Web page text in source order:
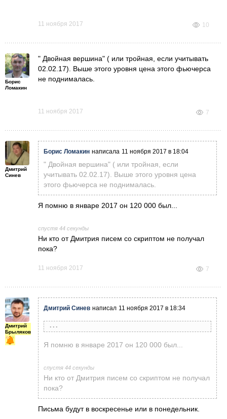
11 ноября 2017 10
Борис
Ломакин
" Двойная вершина" ( или тройная, если учитывать
02.02.17). Выше этого уровня цена этого фьючерса
не поднималась.
11 ноября 2017 7
Дмитрий
Синев
Борис Ломакин написала 11 ноября 2017 в 18:04
" Двойная вершина" ( или тройная, если
учитывать 02.02.17). Выше этого уровня цена
этого фьючерса не поднималась.
Я помню в январе 2017 он 120 000 был...
спустя 44 секунды
Ни кто от Дмитрия писем со скриптом не получал
пока?
11 ноября 2017 7
Дмитрий
Брыляков
Дмитрий Синев написал 11 ноября 2017 в 18:34
Борис Ломакин написала 11 ноября 2017 в 18:04
" Двойная вершина" ( или тройная, если
этого фьючерса не поднималась.
Я помню в январе 2017 он 120 000 был...
спустя 44 секунды
Ни кто от Дмитрия писем со скриптом не получал
пока?
Письма будут в воскресенье или в понедельник.